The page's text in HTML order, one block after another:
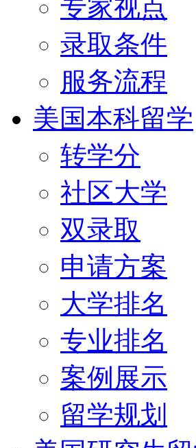
专家视点
录取条件
服务流程
美国本科留学
转学分
社区大学
双录取
申请方案
大学排名
专业排名
案例展示
留学规划